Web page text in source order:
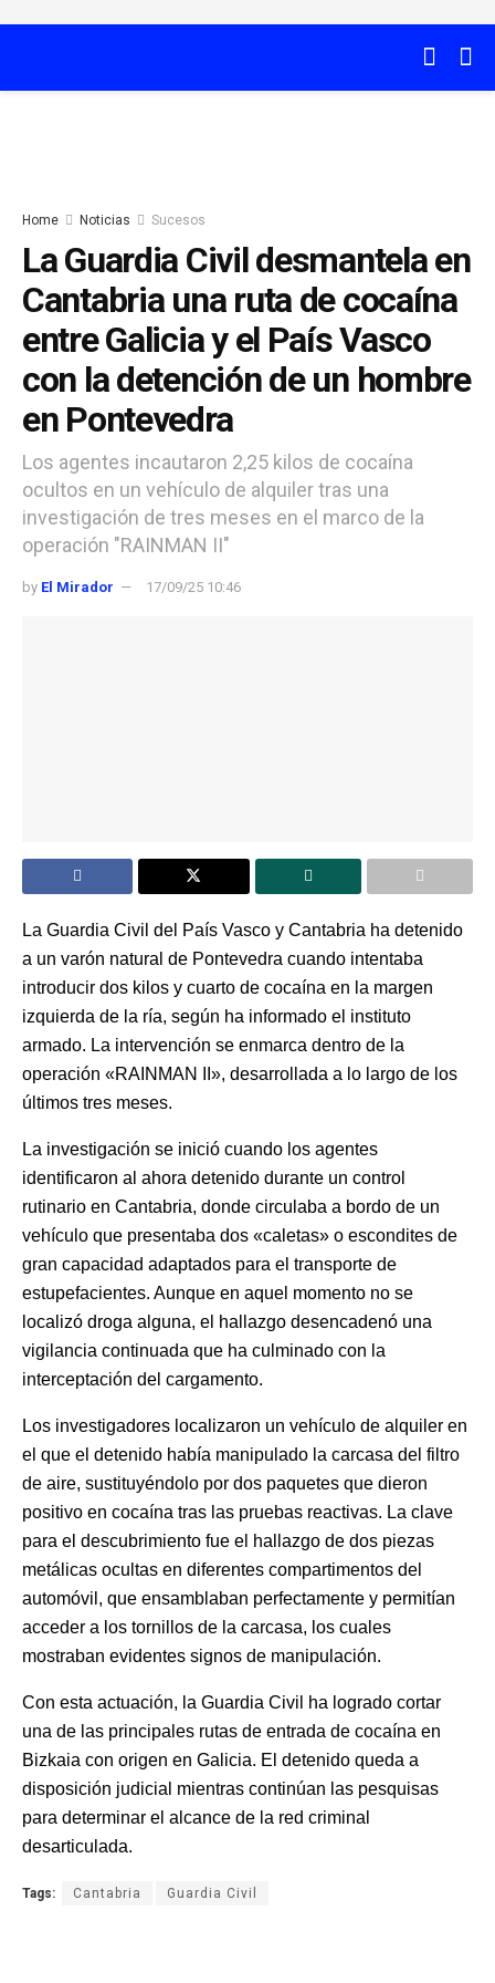
Home Noticias Sucesos
La Guardia Civil desmantela en
Cantabria una ruta de cocaína
entre Galicia y el País Vasco
con la detención de un hombre
en Pontevedra
Los agentes incautaron 2,25 kilos de cocaína
ocultos en un vehículo de alquiler tras una
investigación de tres meses en el marco de la
operación "RAINMAN II"
by El Mirador 17/09/25 10:46
La Guardia Civil del País Vasco y Cantabria ha detenido
a un varón natural de Pontevedra cuando intentaba
introducir dos kilos y cuarto de cocaína en la margen
izquierda de la ría, según ha informado el instituto
armado. La intervención se enmarca dentro de la
operación «RAINMAN II», desarrollada a lo largo de los
últimos tres meses.
La investigación se inició cuando los agentes
identificaron al ahora detenido durante un control
rutinario en Cantabria, donde circulaba a bordo de un
vehículo que presentaba dos «caletas» o escondites de
gran capacidad adaptados para el transporte de
estupefacientes. Aunque en aquel momento no se
localizó droga alguna, el hallazgo desencadenó una
vigilancia continuada que ha culminado con la
interceptación del cargamento.
Los investigadores localizaron un vehículo de alquiler en
el que el detenido había manipulado la carcasa del filtro
de aire, sustituyéndolo por dos paquetes que dieron
positivo en cocaína tras las pruebas reactivas. La clave
para el descubrimiento fue el hallazgo de dos piezas
metálicas ocultas en diferentes compartimentos del
automóvil, que ensamblaban perfectamente y permitían
acceder a los tornillos de la carcasa, los cuales
mostraban evidentes signos de manipulación.
Con esta actuación, la Guardia Civil ha logrado cortar
una de las principales rutas de entrada de cocaína en
Bizkaia con origen en Galicia. El detenido queda a
disposición judicial mientras continúan las pesquisas
para determinar el alcance de la red criminal
desarticulada.
Tags: Cantabria Guardia Civil